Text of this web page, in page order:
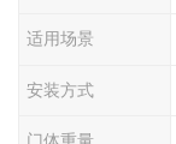
适用场景
安装方式